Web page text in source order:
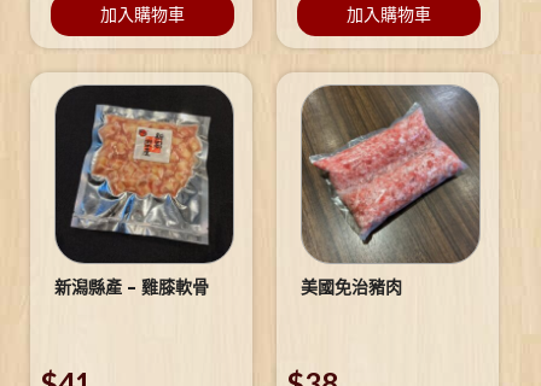
加入購物車 加入購物車
新潟縣產 – 雞膝軟骨 美國免治豬肉